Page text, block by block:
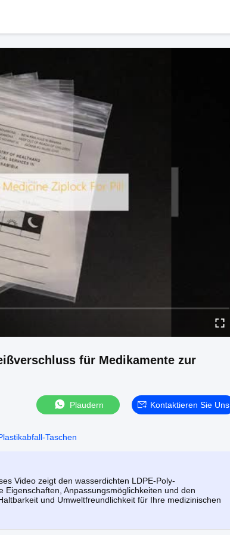
für Medikamente zur
Plaudern Kontaktieren Sie Uns
Taschen
Video zeigt den wasserdichten LDPE-Poly-
Anpassungsmöglichkeiten und den
und Umweltfreundlichkeit für Ihre medizinischen